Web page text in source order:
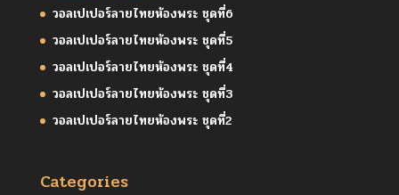
วอลเปเปอร์ลายไทยห้องพระ ชุดที่6
วอลเปเปอร์ลายไทยห้องพระ ชุดที่5
วอลเปเปอร์ลายไทยห้องพระ ชุดที่4
วอลเปเปอร์ลายไทยห้องพระ ชุดที่3
วอลเปเปอร์ลายไทยห้องพระ ชุดที่2
Categories